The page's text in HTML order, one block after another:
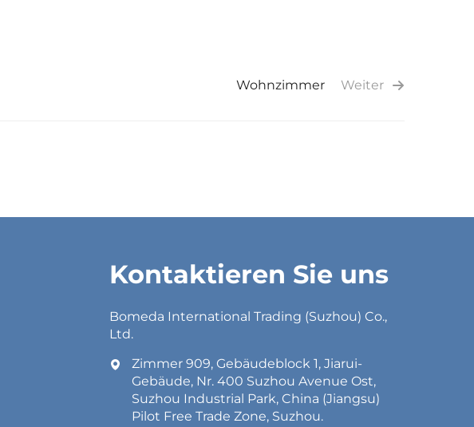
Weiter
Wohnzimmer
Kontaktieren Sie uns
Bomeda International Trading (Suzhou) Co.,
Ltd.
Zimmer 909, Gebäudeblock 1, Jiarui-
Gebäude, Nr. 400 Suzhou Avenue Ost,
Suzhou Industrial Park, China (Jiangsu)
Pilot Free Trade Zone, Suzhou.